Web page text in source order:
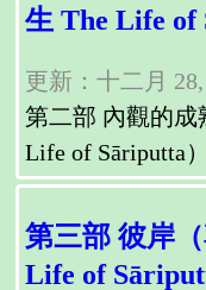
生 The Life of
更新：十二月 28,
第二部 內觀的成
Life of Sāriputta）
第三部 彼岸
Life of